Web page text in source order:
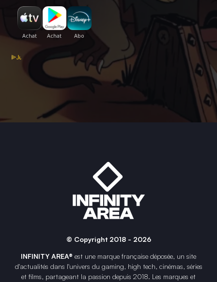
© Copyright 2018 - 2026
INFINITY AREA® est une marque française déposée, un site
d'actualités dans l'univers du gaming, high tech, cinémas, séries
et films, partageant la passion depuis 2018. Les marques et